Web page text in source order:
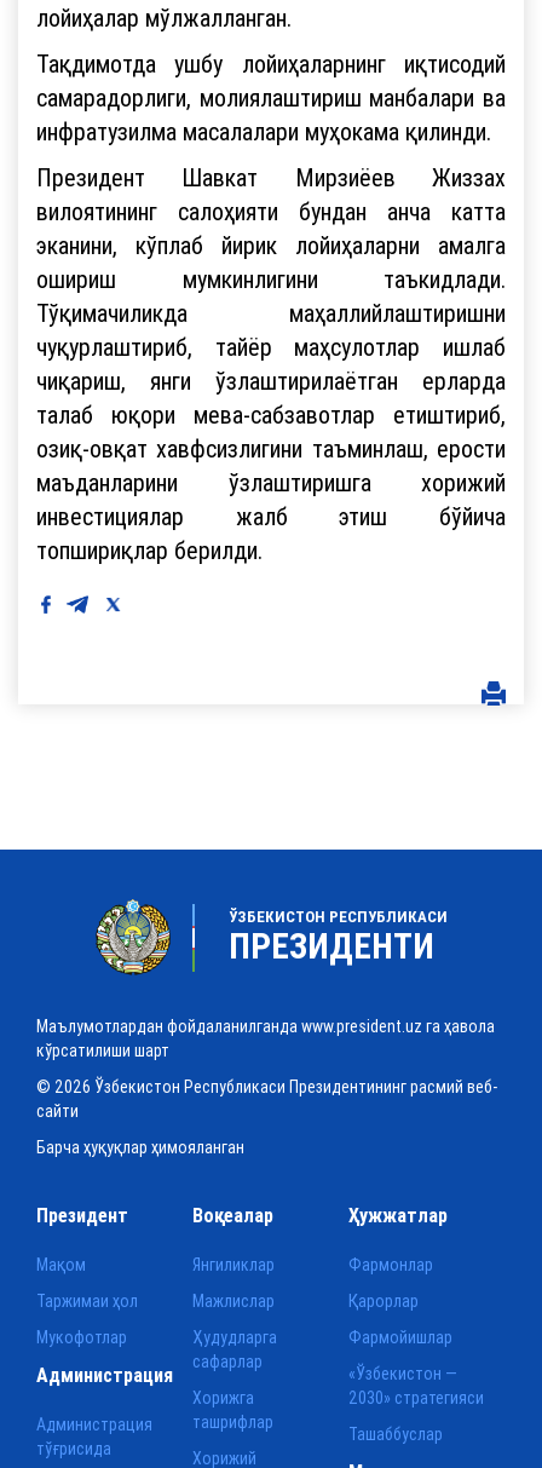
лойиҳалар мўлжалланган.
Тақдимотда ушбу лойиҳаларнинг иқтисодий
самарадорлиги, молиялаштириш манбалари ва
инфратузилма масалалари муҳокама қилинди.
Президент Шавкат Мирзиёев Жиззах
вилоятининг салоҳияти бундан анча катта
эканини, кўплаб йирик лойиҳаларни амалга
ошириш мумкинлигини таъкидлади.
Тўқимачиликда маҳаллийлаштиришни
чуқурлаштириб, тайёр маҳсулотлар ишлаб
чиқариш, янги ўзлаштирилаётган ерларда
талаб юқори мева-сабзавотлар етиштириб,
озиқ-овқат хавфсизлигини таъминлаш, ерости
маъданларини ўзлаштиришга хорижий
инвестициялар жалб этиш бўйича
топшириқлар берилди.
ЎЗБЕКИСТОН РЕСПУБЛИКАСИ
ПРЕЗИДЕНТИ
Маълумотлардан фойдаланилганда www.president.uz га ҳавола
кўрсатилиши шарт
© 2026 Ўзбекистон Республикаси Президентининг расмий веб-
сайти
Барча ҳуқуқлар ҳимояланган
Президент
Мақом
Таржимаи ҳол
Мукофотлар
Воқеалар
Янгиликлар
Мажлислар
Ҳудудларга
сафарлар
Хорижга
ташрифлар
Хорижий
Ҳужжатлар
Фармонлар
Қарорлар
Фармойишлар
«Ўзбекистон —
2030» стратегияси
Ташаббуслар
Администрация
Администрация
тўғрисида